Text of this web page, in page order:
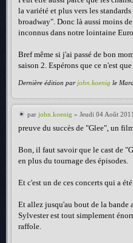
la variété et plus vers les
broadway". Donc là aussi moins
inconnus dans notre lointaine
Bref même si j'ai passé de bon
saison 2. Espérons que ce n'est
Dernière édition par john.koenig le
par john.koenig » Jeudi 04 Août
preuve du succès de "Glee", un
Bon, il faut savoir que le cast de
en plus du tournage des épisodes.
Et c'est un de ces concerts qui a
Et allez jusqu'au bout de la bande
Sylvester est tout simplement
raffole.